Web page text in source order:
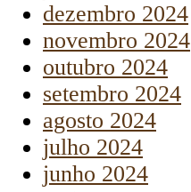
dezembro 2024
novembro 2024
outubro 2024
setembro 2024
agosto 2024
julho 2024
junho 2024